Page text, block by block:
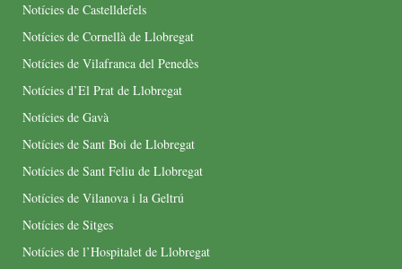
Notícies de Castelldefels
Notícies de Cornellà de Llobregat
Notícies de Vilafranca del Penedès
Notícies d’El Prat de Llobregat
Notícies de Gavà
Notícies de Sant Boi de Llobregat
Notícies de Sant Feliu de Llobregat
Notícies de Vilanova i la Geltrú
Notícies de Sitges
Notícies de l’Hospitalet de Llobregat